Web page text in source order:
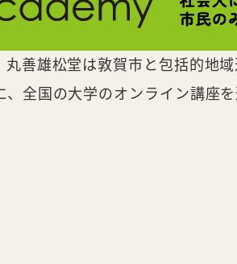
丸善雄松堂は敦賀市と包括的地
、全国の大学のオンライン講座